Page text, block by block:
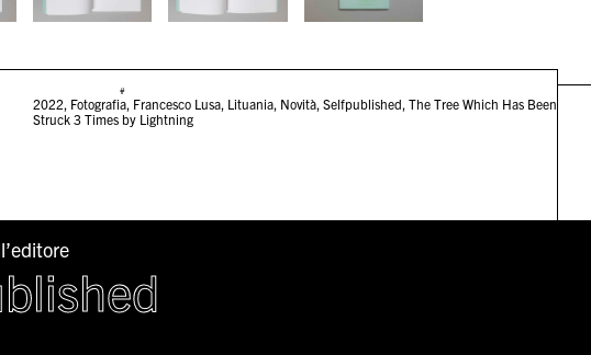
#
2022 Fotografia, Francesco Lusa, Lituania, Novità, Selfpublished The Tree Which Has Been
Struck 3 Times by Lightning